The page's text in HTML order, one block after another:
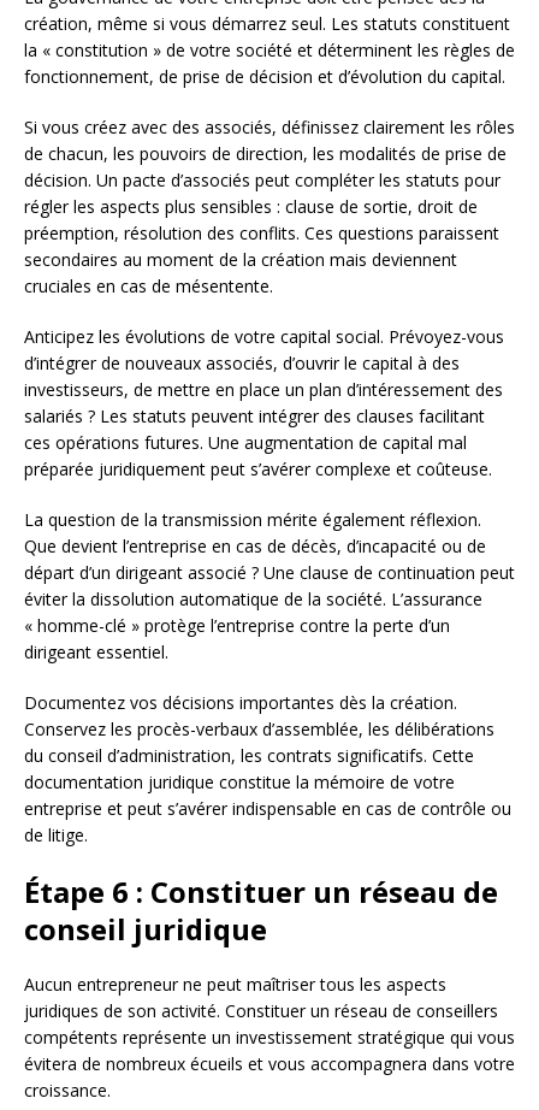
création, même si vous démarrez seul. Les statuts constituent
la « constitution » de votre société et déterminent les règles de
fonctionnement, de prise de décision et d’évolution du capital.
Si vous créez avec des associés, définissez clairement les rôles
de chacun, les pouvoirs de direction, les modalités de prise de
décision. Un pacte d’associés peut compléter les statuts pour
régler les aspects plus sensibles : clause de sortie, droit de
préemption, résolution des conflits. Ces questions paraissent
secondaires au moment de la création mais deviennent
cruciales en cas de mésentente.
Anticipez les évolutions de votre capital social. Prévoyez-vous
d’intégrer de nouveaux associés, d’ouvrir le capital à des
investisseurs, de mettre en place un plan d’intéressement des
salariés ? Les statuts peuvent intégrer des clauses facilitant
ces opérations futures. Une augmentation de capital mal
préparée juridiquement peut s’avérer complexe et coûteuse.
La question de la transmission mérite également réflexion.
Que devient l’entreprise en cas de décès, d’incapacité ou de
départ d’un dirigeant associé ? Une clause de continuation peut
éviter la dissolution automatique de la société. L’assurance
« homme-clé » protège l’entreprise contre la perte d’un
dirigeant essentiel.
Documentez vos décisions importantes dès la création.
Conservez les procès-verbaux d’assemblée, les délibérations
du conseil d’administration, les contrats significatifs. Cette
documentation juridique constitue la mémoire de votre
entreprise et peut s’avérer indispensable en cas de contrôle ou
de litige.
Étape 6 : Constituer un réseau de
conseil juridique
Aucun entrepreneur ne peut maîtriser tous les aspects
juridiques de son activité. Constituer un réseau de conseillers
compétents représente un investissement stratégique qui vous
évitera de nombreux écueils et vous accompagnera dans votre
croissance.